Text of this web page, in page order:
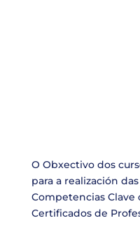
O Obxectivo dos
para a realización
Competencias Clave
Certificados de